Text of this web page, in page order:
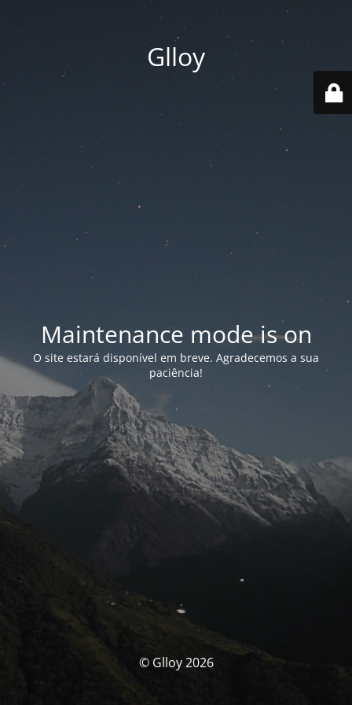
Glloy
Maintenance mode is on
O site estará disponível em breve. Agradecemos a sua
paciência!
© Glloy 2026